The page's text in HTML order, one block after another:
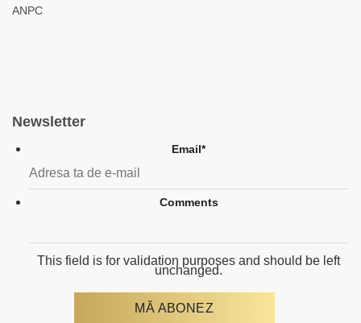
ANPC
Newsletter
Email*
Comments
This field is for validation purposes and should be left
unchanged.